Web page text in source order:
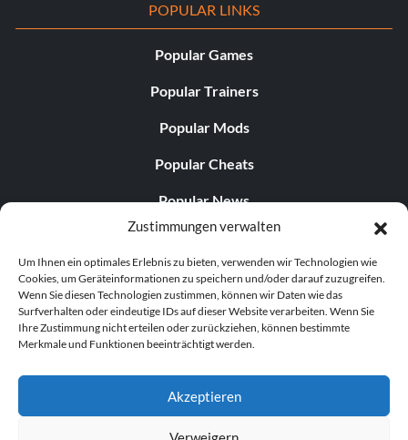
Zustimmungen verwalten
Um Ihnen ein optimales Erlebnis zu bieten, verwenden wir Technologien wie
Cookies, um Geräteinformationen zu speichern und/oder darauf zuzugreifen.
Wenn Sie diesen Technologien zustimmen, können wir Daten wie das
Surfverhalten oder eindeutige IDs auf dieser Website verarbeiten. Wenn Sie
Ihre Zustimmung nicht erteilen oder zurückziehen, können bestimmte
Merkmale und Funktionen beeinträchtigt werden.
Akzeptieren
POPULAR LINKS
Popular Games
Popular Trainers
Popular Mods
Popular Cheats
Popular News
Popular Editorials
Popular Free Games
LATEST UPDATES